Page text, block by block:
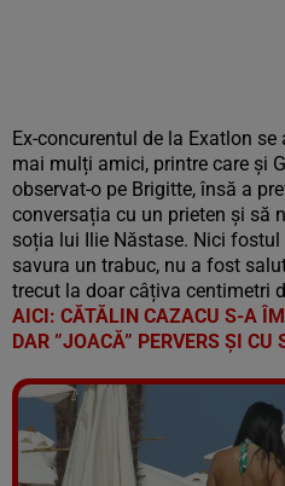
Ex-concurentul de la Exatlon
mai mulți amici, printre care și
observat-o pe Brigitte, însă a
conversația cu un prieten și să
soția lui Ilie Năstase. Nici
savura un trabuc, nu a fost
trecut la doar câțiva centimetri
AICI: CĂTĂLIN CAZACU S-A
DAR ”JOACĂ” PERVERS ȘI